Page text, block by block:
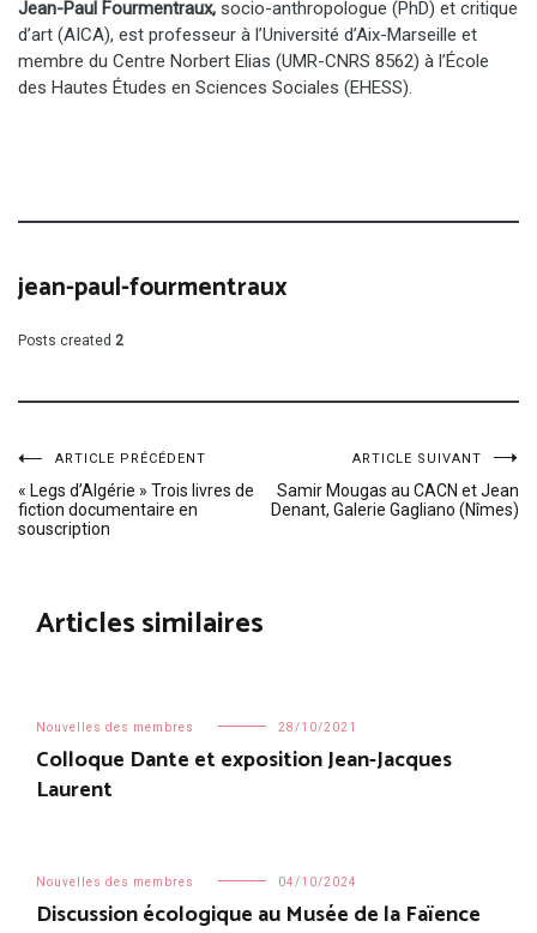
Jean-Paul Fourmentraux, socio-anthropologue (PhD) et critique
d’art (AICA), est professeur à l’Université d’Aix-Marseille et
membre du Centre Norbert Elias (UMR-CNRS 8562) à l’École
des Hautes Études en Sciences Sociales (EHESS).
jean-paul-fourmentraux
Posts created 2
Navigation
de
l’article
ARTICLE PRÉCÉDENT
« Legs d’Algérie » Trois livres de
fiction documentaire en
souscription
ARTICLE SUIVANT
Samir Mougas au CACN et Jean
Denant, Galerie Gagliano (Nîmes)
Articles similaires
Nouvelles des membres 28/10/2021
Colloque Dante et exposition Jean-Jacques
Laurent
Nouvelles des membres 04/10/2024
Discussion écologique au Musée de la Faïence